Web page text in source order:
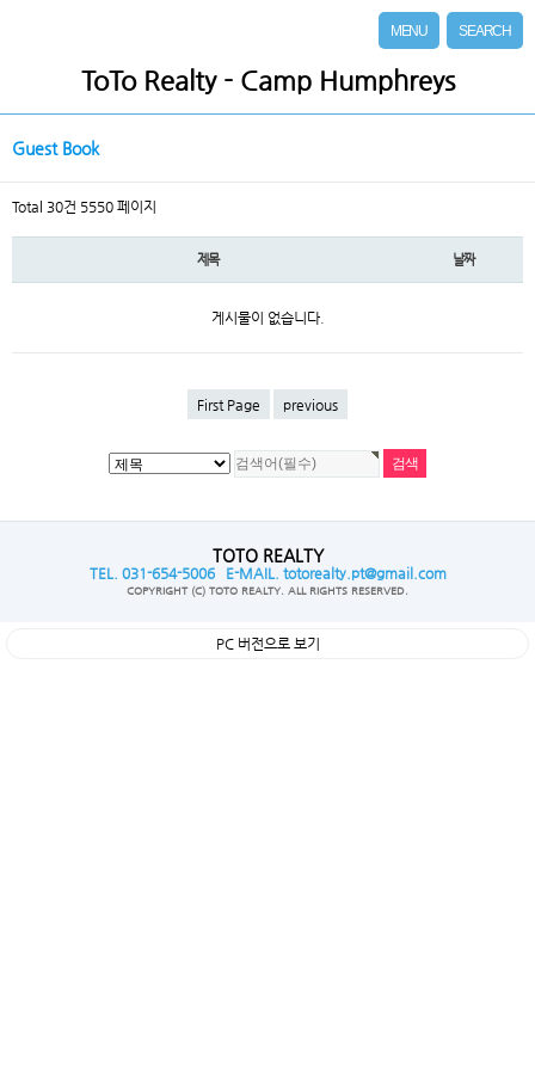
ToTo Realty - Camp Humphreys
MENU SEARCH
Guest Book
Total 30건 5550 페이지
제목 날짜
게시물이 없습니다.
First Page previous
TOTO REALTY
TEL. 031-654-5006 E-MAIL. totorealty.pt@gmail.com
COPYRIGHT (C) TOTO REALTY. ALL RIGHTS RESERVED.
PC 버전으로 보기